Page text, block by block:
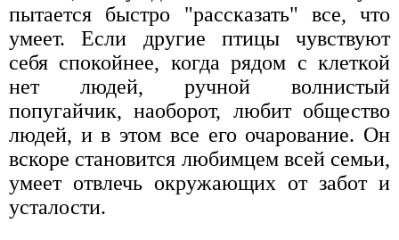
пытается быстро "рассказать" все, что
умеет. Если другие птицы чувствуют
себя спокойнее, когда рядом с клеткой
нет людей, ручной волнистый
попугайчик, наоборот, любит общество
людей, и в этом все его очарование. Он
вскоре становится любимцем всей семьи,
умеет отвлечь окружающих от забот и
усталости.